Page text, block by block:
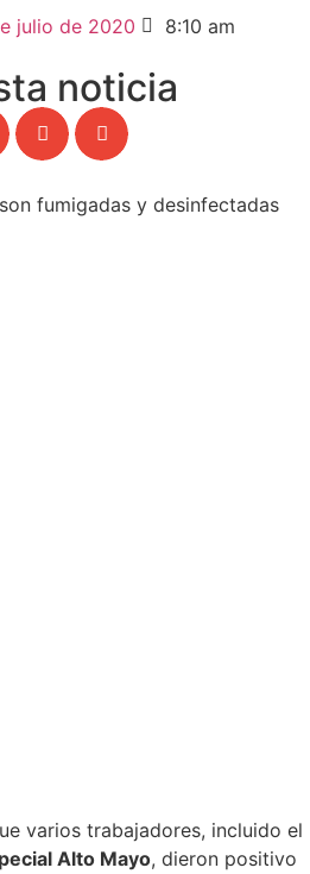
julio de 2020 8:10 am
noticia
varios trabajadores, incluido el
Alto Mayo, dieron positivo